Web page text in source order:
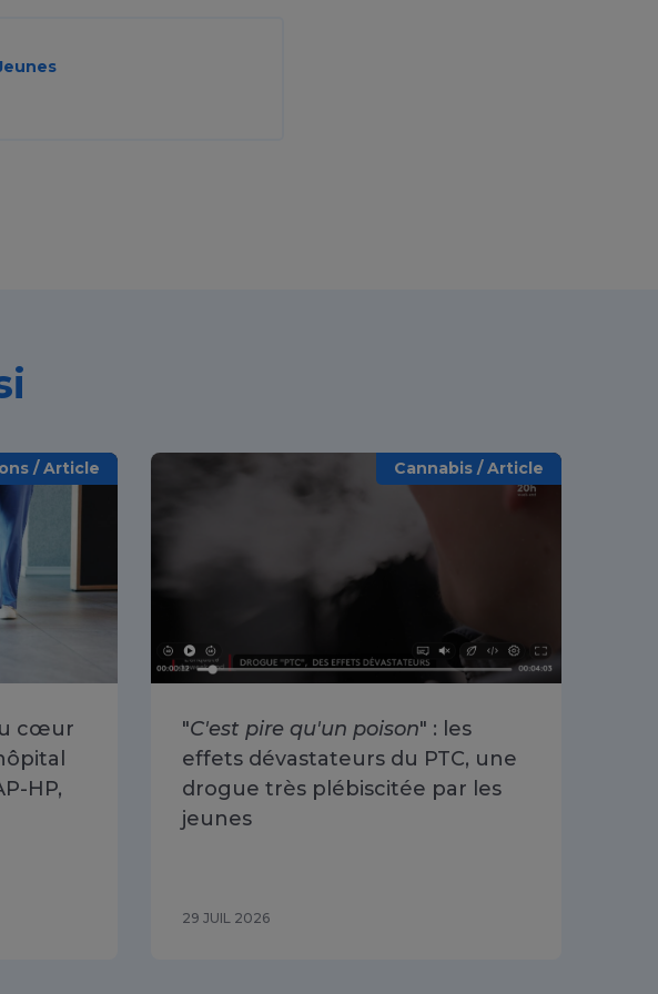
/ Article
cœur
HP,
Cannabis / Article
"C'est pire qu'un poison" : les
effets dévastateurs du PTC, une
drogue très plébiscitée par les
jeunes
29 JUIL 2026